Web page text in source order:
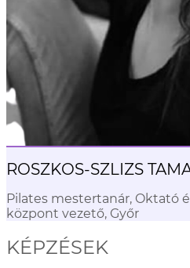
ROSZKOS-SZLIZS
Pilates mestertanár, Oktató
központ vezető, Győr
KÉPZÉSEK